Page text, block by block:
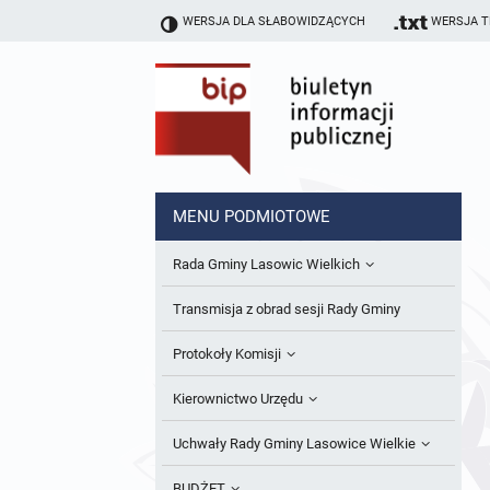
WERSJA DLA SŁABOWIDZĄCYCH WERSJA
MENU PODMIOTOWE
Rada Gminy Lasowic Wielkich
Sesje Rady Gminy
Skład Rady Gminy
Interpelacje i Zapytania Radnych
Komisje Rady Gminy i informacja o
Transmisja z obrad sesji Rady Gminy
Protokoły Komisji
Komisja Budżetu i Finansów
Komisja Oświatowa
Kierownictwo Urzędu
Wójt
Uchwały Rady Gminy Lasowice Wielkie